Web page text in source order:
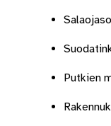
Putkien